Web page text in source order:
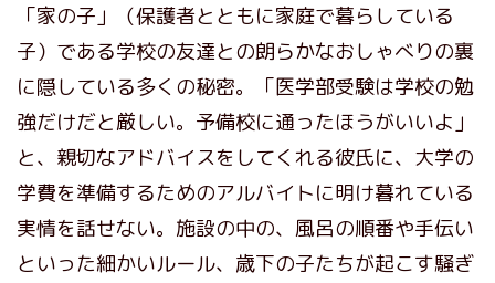
「家の子」（保護者とともに家庭で暮らしている
子）である学校の友達との朗らかなおしゃべりの裏
に隠している多くの秘密。「医学部受験は学校の勉
強だけだと厳しい。予備校に通ったほうがいいよ」
と、親切なアドバイスをしてくれる彼氏に、大学の
学費を準備するためのアルバイトに明け暮れている
実情を話せない。施設の中の、風呂の順番や手伝い
といった細かいルール、歳下の子たちが起こす騒ぎ